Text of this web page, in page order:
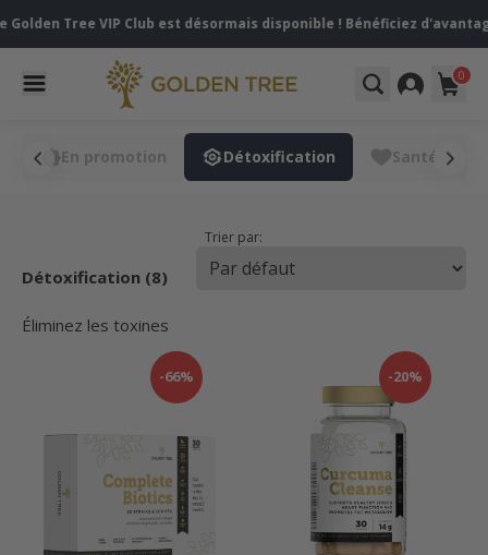
Tree VIP Club est désormais disponible ! Bénéficiez
0
En promotion Détoxification Santé
Détoxification (8)
Trier par:
Éliminez les toxines
-66% -20%